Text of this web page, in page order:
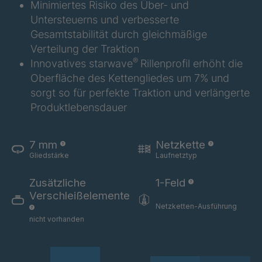
GR 125 7 S
GR 148 7 S
GR 82 S 4035074
GR-S 04773 4035107
GR-S 06324 4035832
GR-S 06517
Minimiertes Risiko des Über- und
Untersteuerns und verbesserte
Gesamtstabilität durch gleichmäßige
Verteilung der Traktion
Innovatives starwave® Rillenprofil erhöht die
Oberfläche des Kettengliedes um 7% und
sorgt so für perfekte Traktion und verlängerte
Produktlebensdauer
7 mm
Gliedstärke
Netzkette
Laufnetztyp
Zusätzliche
Verschleißelemente
nicht vorhanden
1-Feld
Netzketten-Ausführung